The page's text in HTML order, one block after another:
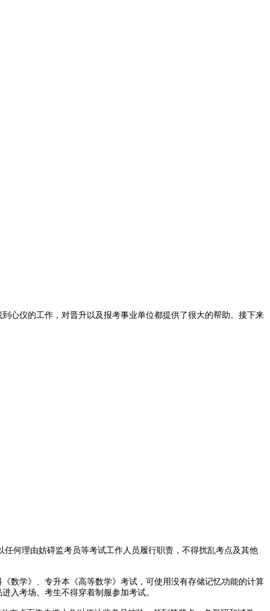
心仪的工作，对晋升以及报考事业单位都提供了很大的帮助。接下来
何理由妨碍监考员等考试工作人员履行职责，不得扰乱考点及其他
学》、专升本《高等数学》考试，可使用没有存储记忆功能的计算
入考场。考生不得穿着制服参加考试。